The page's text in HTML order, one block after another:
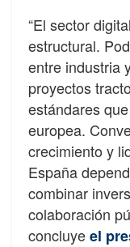
“El sector
estructural.
entre industria
proyectos
estándares
europea.
crecimiento y
España
combinar
colaboración
concluyeel